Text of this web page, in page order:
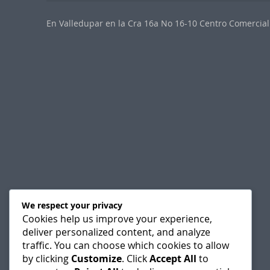
En Valledupar en la Cra 16a No 16-10 Centro
We respect your privacy
Cookies help us improve your experience,
deliver personalized content, and analyze
traffic. You can choose which cookies to allow
by clicking Customize. ClickAccept All to